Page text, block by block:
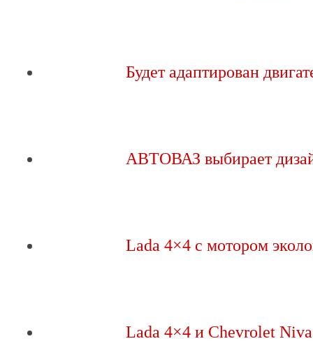
Будет адаптирован
АВТОВАЗ выбирает
Lada 4×4 с мотором
Lada 4×4 и Chevrolet